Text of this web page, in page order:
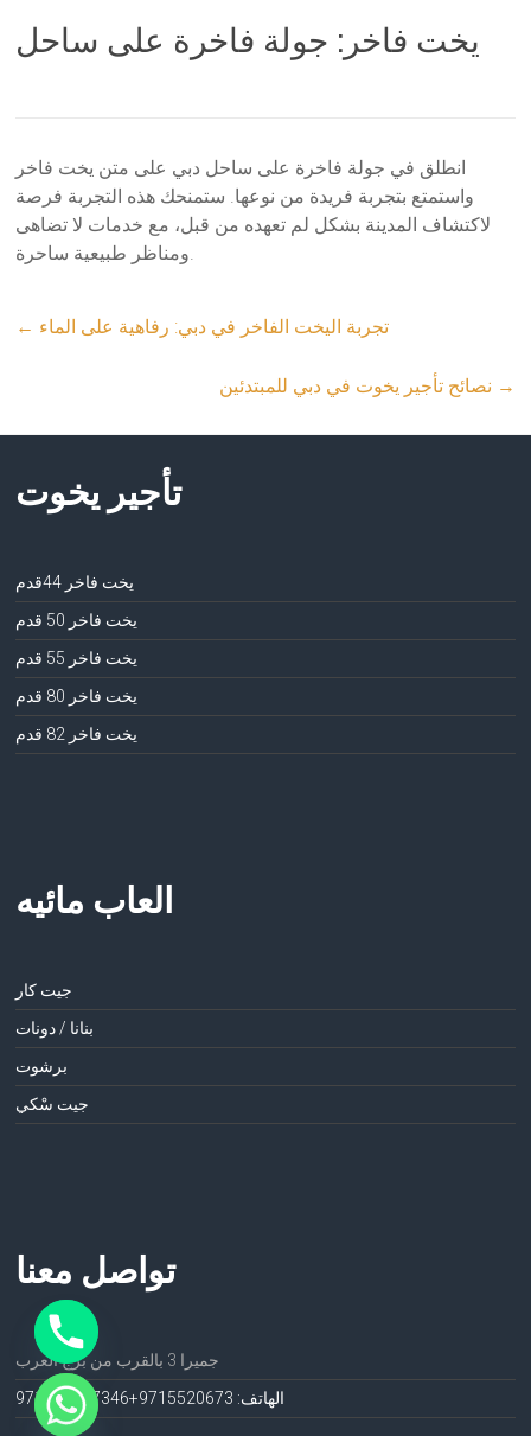
يخت فاخر: جولة فاخرة على ساحل
انطلق في جولة فاخرة على ساحل دبي على متن يخت فاخر
واستمتع بتجربة فريدة من نوعها. ستمنحك هذه التجربة فرصة
لاكتشاف المدينة بشكل لم تعهده من قبل، مع خدمات لا تضاهى
ومناظر طبيعية ساحرة.
← تجربة اليخت الفاخر في دبي: رفاهية على الماء
→
تأجير يخوت
يخت فاخر 44قدم
يخت فاخر 50 قدم
يخت فاخر 55 قدم
يخت فاخر 80 قدم
يخت فاخر 82 قدم
العاب مائيه
جيت كار
بنانا / دونات
برشوت
جيت سْكي
تواصل معنا
جميرا 3 بالقرب من برج العرب
الهاتف: 971552067 3+971552067346